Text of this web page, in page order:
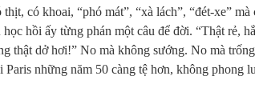
thịt, có khoai, “phó mát”, “xà lách”, “đét-xe”
hồi ấy từng phán một câu để đời. “Thật rẻ,
thật dở hơi!” No mà không sướng. No mà
Paris những năm 50 càng tệ hơn, không phong